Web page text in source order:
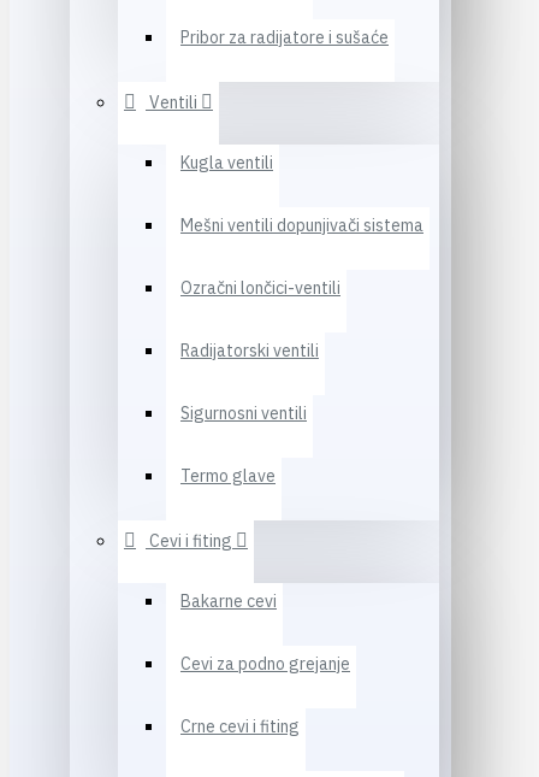
Pribor za radijatore i sušaće
Ventili
Kugla ventili
Mešni ventili dopunjivači sistema
Ozračni lončici-ventili
Radijatorski ventili
Sigurnosni ventili
Termo glave
Cevi i fiting
Bakarne cevi
Cevi za podno grejanje
Crne cevi i fiting